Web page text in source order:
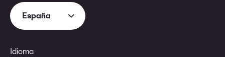
España
Idioma